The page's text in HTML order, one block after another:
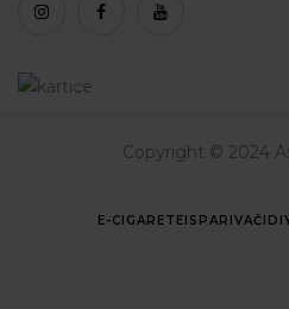
Copyright © 2024
E-CIGARETEISPARIVAČI